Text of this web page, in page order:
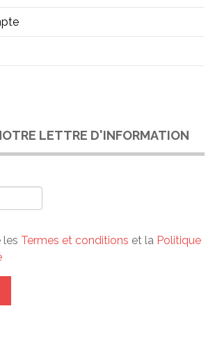
LETTRE D'INFORMATION
les Termes et conditions et la Politique